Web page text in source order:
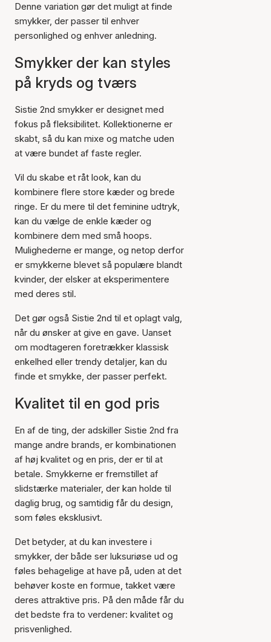
Denne variation gør det muligt at finde
smykker, der passer til enhver
personlighed og enhver anledning.
Smykker der kan styles
på kryds og tværs
Sistie 2nd smykker er designet med
fokus på fleksibilitet. Kollektionerne er
skabt, så du kan mixe og matche uden
at være bundet af faste regler.
Vil du skabe et råt look, kan du
kombinere flere store kæder og brede
ringe. Er du mere til det feminine udtryk,
kan du vælge de enkle kæder og
kombinere dem med små hoops.
Mulighederne er mange, og netop derfor
er smykkerne blevet så populære blandt
kvinder, der elsker at eksperimentere
med deres stil.
Det gør også Sistie 2nd til et oplagt valg,
når du ønsker at give en gave. Uanset
om modtageren foretrækker klassisk
enkelhed eller trendy detaljer, kan du
finde et smykke, der passer perfekt.
Kvalitet til en god pris
En af de ting, der adskiller Sistie 2nd fra
mange andre brands, er kombinationen
af høj kvalitet og en pris, der er til at
betale. Smykkerne er fremstillet af
slidstærke materialer, der kan holde til
daglig brug, og samtidig får du design,
som føles eksklusivt.
Det betyder, at du kan investere i
smykker, der både ser luksuriøse ud og
føles behagelige at have på, uden at det
behøver koste en formue, takket være
deres attraktive pris. På den måde får du
det bedste fra to verdener: kvalitet og
prisvenlighed.